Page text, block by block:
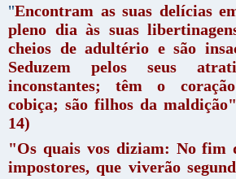
"Encontram as suas delícias
pleno dia às suas
cheios de adultério e são
Seduzem pelos seus
inconstantes; têm o
cobiça; são filhos da
14)
"Os quais vos diziam: No fim
impostores, que viverão